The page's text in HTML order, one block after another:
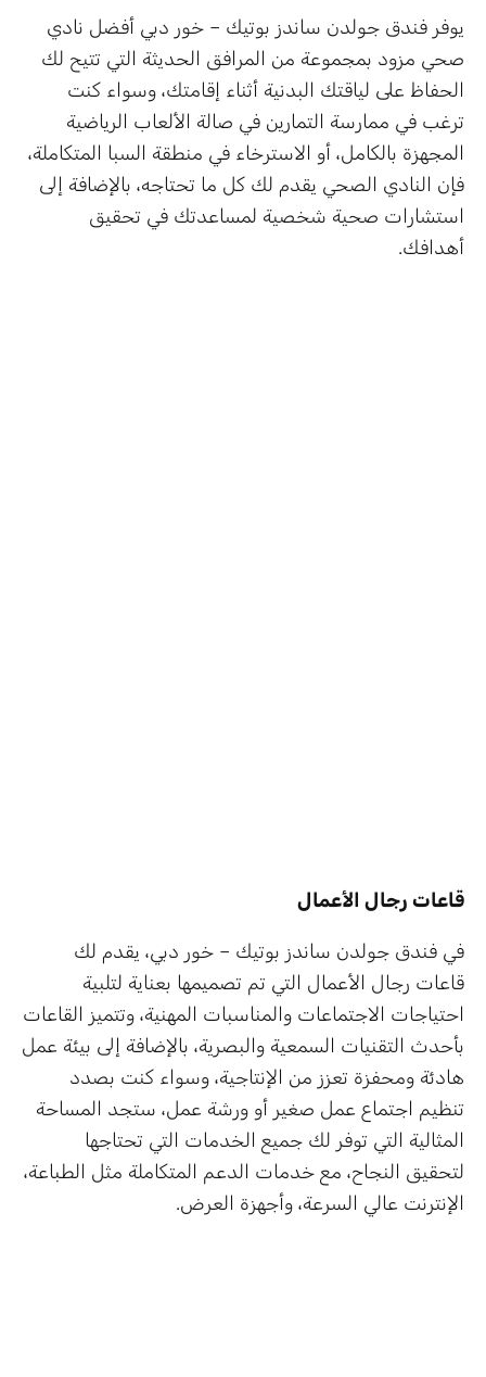
يوفر فندق جولدن ساندز بوتيك – خور دبي أفضل نادي
صحي مزود بمجموعة من المرافق الحديثة التي تتيح لك
الحفاظ على لياقتك البدنية أثناء إقامتك، وسواء كنت
ترغب في ممارسة التمارين في صالة الألعاب الرياضية
المجهزة بالكامل، أو الاسترخاء في منطقة السبا المتكاملة،
فإن النادي الصحي يقدم لك كل ما تحتاجه، بالإضافة إلى
استشارات صحية شخصية لمساعدتك في تحقيق
أهدافك.
قاعات رجال الأعمال
في فندق جولدن ساندز بوتيك – خور دبي، يقدم لك
قاعات رجال الأعمال التي تم تصميمها بعناية لتلبية
احتياجات الاجتماعات والمناسبات المهنية، وتتميز القاعات
بأحدث التقنيات السمعية والبصرية، بالإضافة إلى بيئة عمل
هادئة ومحفزة تعزز من الإنتاجية، وسواء كنت بصدد
تنظيم اجتماع عمل صغير أو ورشة عمل، ستجد المساحة
المثالية التي توفر لك جميع الخدمات التي تحتاجها
لتحقيق النجاح، مع خدمات الدعم المتكاملة مثل الطباعة،
الإنترنت عالي السرعة، وأجهزة العرض.